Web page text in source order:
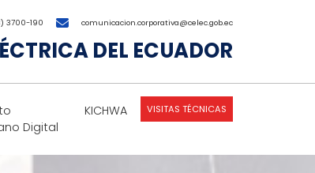
3700-190 comunicacion.corporativa@celec.gob.ec
DEL ECUADOR
Digital
KICHWA VISITAS TÉCNICAS